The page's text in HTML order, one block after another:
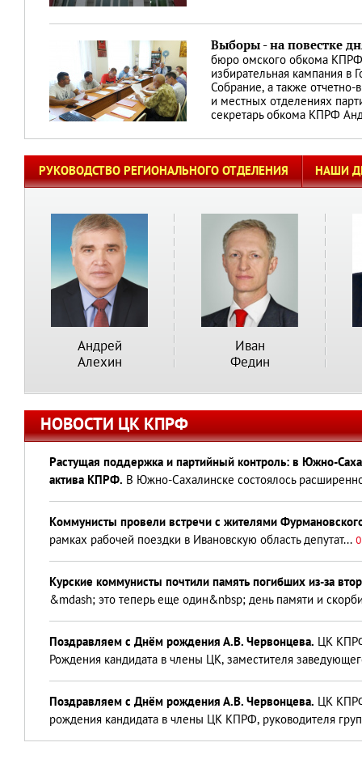
Выборы - на повестке
бюро омского обкома
избирательная кампания в
Собрание, а также
и местных отделениях
секретарь обкома КПРФ
РУКОВОДСТВО РЕГИОНАЛЬНОГО ОТДЕЛЕНИЯ НАШИ
Андрей
Алехин
Иван
Федин
НОВОСТИ ЦК КПРФ
Растущая поддержка и партийный контроль: в Южно-
актива КПРФ. В Южно-Сахалинске состоялось
Коммунисты провели встречи с жителями
рамках рабочей поездки в Ивановскую область депутат...
Курские коммунисты почтили память погибших из-за
&mdash; это теперь еще один&nbsp; день памяти и
Поздравляем с Днём рождения А.В. Червонцева. ЦК
Рождения кандидата в члены ЦК, заместителя
Поздравляем с Днём рождения А.В. Червонцева. ЦК
рождения кандидата в члены ЦК КПРФ, руководителя